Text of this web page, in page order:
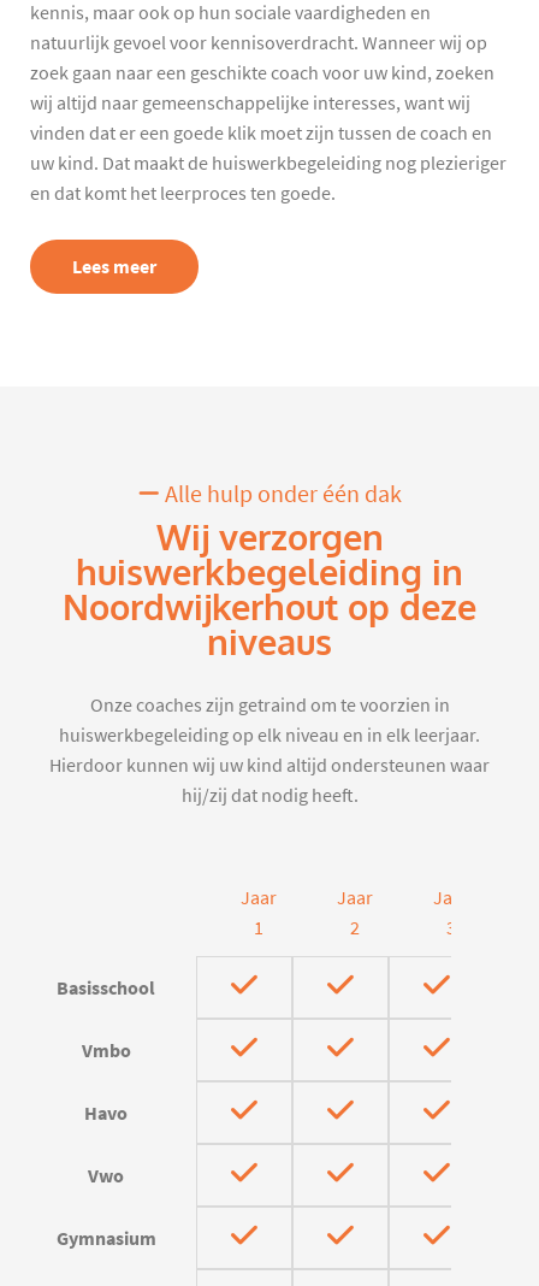
kennis, maar ook op hun sociale vaardigheden en
natuurlijk gevoel voor kennisoverdracht. Wanneer wij op
zoek gaan naar een geschikte coach voor uw kind, zoeken
wij altijd naar gemeenschappelijke interesses, want wij
vinden dat er een goede klik moet zijn tussen de coach en
uw kind. Dat maakt de huiswerkbegeleiding nog plezieriger
en dat komt het leerproces ten goede.
Lees meer
Alle hulp onder één dak
Wij verzorgen
huiswerkbegeleiding in
Noordwijkerhout op deze
niveaus
Onze coaches zijn getraind om te voorzien in
huiswerkbegeleiding op elk niveau en in elk leerjaar.
Hierdoor kunnen wij uw kind altijd ondersteunen waar
hij/zij dat nodig heeft.
Jaar
1
Jaar
2
Jaar
3
Basisschool
Vmbo
Havo
Vwo
Gymnasium